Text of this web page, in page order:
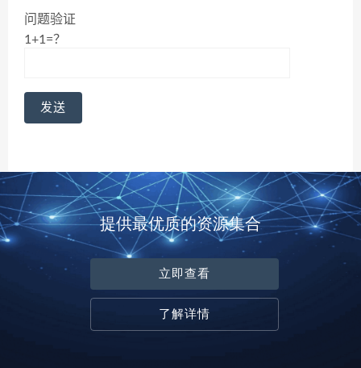
问题验证
1+1=？
提供最优质的资源集合
立即查看
了解详情